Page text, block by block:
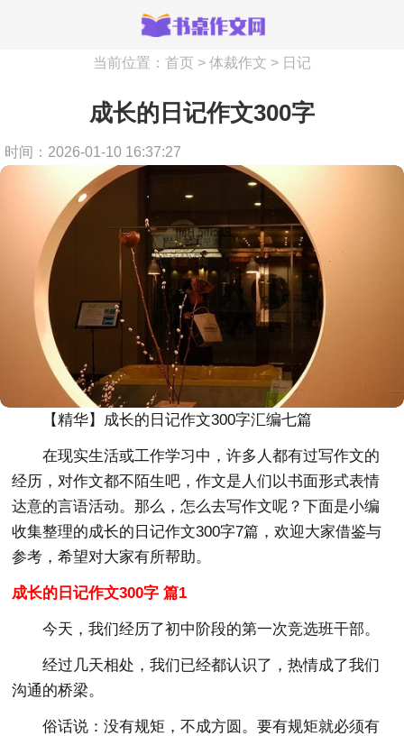
当前位置： 首页 > 体裁作文 > 日记
成长的日记作文300字
时间：2026-01-10 16:37:27
【精华】成长的日记作文300字汇编七篇
在现实生活或工作学习中，许多人都有过写作文的
经历，对作文都不陌生吧，作文是人们以书面形式表情
达意的言语活动。那么，怎么去写作文呢？下面是小编
收集整理的成长的日记作文300字7篇，欢迎大家借鉴与
参考，希望对大家有所帮助。
成长的日记作文300字 篇1
今天，我们经历了初中阶段的第一次竞选班干部。
经过几天相处，我们已经都认识了，热情成了我们
沟通的桥梁。
俗话说：没有规矩，不成方圆。要有规矩就必须有